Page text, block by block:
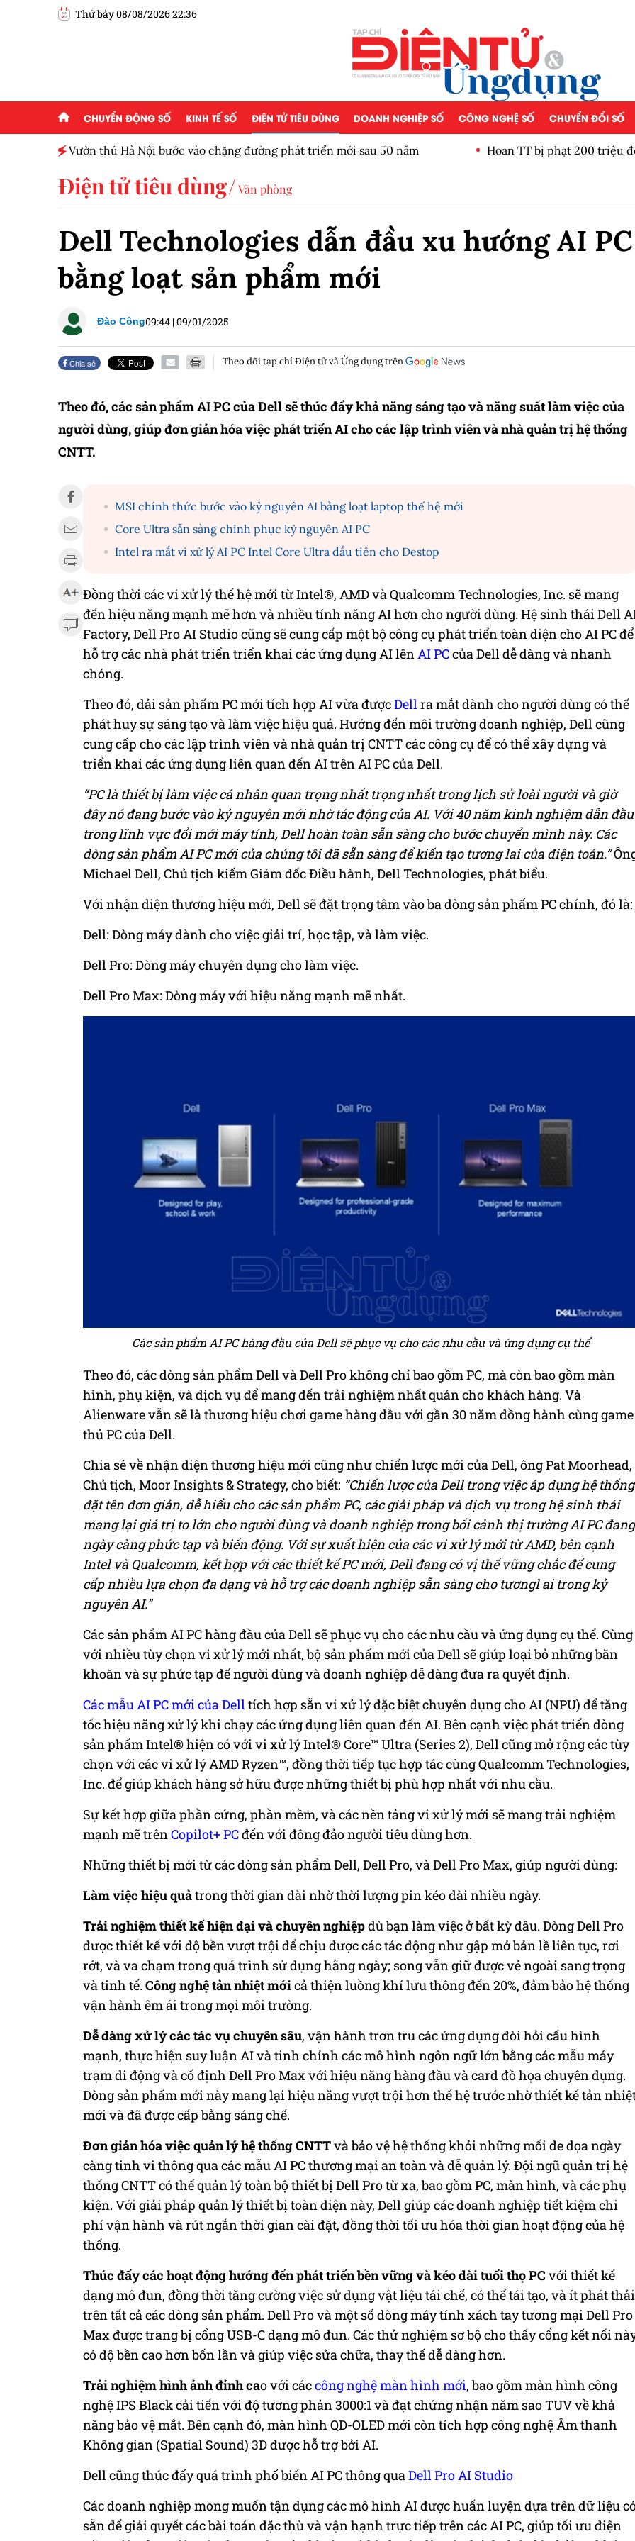
Thứ bảy 08/08/2026 22:36
CHUYỂN ĐỘNG SỐ KINH TẾ SỐ ĐIỆN TỬ TIÊU DÙNG DOANH NGHIỆP SỐ CÔNG NGHỆ SỐ CHUYỂN ĐỔI SỐ
Vườn thú Hà Nội bước vào chặng đường phát triển mới sau 50 năm Hoan TT bị phạt 200 triệu
Điện tử tiêu dùng Văn phòng
Dell Technologies dẫn đầu xu hướng AI PC
bằng loạt sản phẩm mới
Đào Công09:44 |09/01/2025
Chia sẻ Theo dõi tạp chí Điện tử và Ứng dụng trên
Theo đó, các sản phẩm AI PC của Dell sẽ thúc đẩy khả năng sáng tạo và năng suất làm việc của
người dùng, giúp đơn giản hóa việc phát triển AI cho các lập trình viên và nhà quản trị hệ thống
CNTT.
MSI chính thức bước vào kỷ nguyên AI bằng loạt laptop thế hệ mới
Core Ultra sẵn sàng chinh phục kỷ nguyên AI PC
Intel ra mắt vi xử lý AI PC Intel Core Ultra đầu tiên cho Destop
Đồng thời các vi xử lý thế hệ mới từ Intel®, AMD và Qualcomm Technologies, Inc. sẽ mang
đến hiệu năng mạnh mẽ hơn và nhiều tính năng AI hơn cho người dùng. Hệ sinh thái Dell
Factory, Dell Pro AI Studio cũng sẽ cung cấp một bộ công cụ phát triển toàn diện cho AI PC để
hỗ trợ các nhà phát triển triển khai các ứng dụng AI lênAI PCcủa Dell dễ dàng và nhanh
chóng.
Theo đó, dải sản phẩm PC mới tích hợp AI vừa đượcDellra mắt dành cho người dùng có thể
phát huy sự sáng tạo và làm việc hiệu quả. Hướng đến môi trường doanh nghiệp, Dell cũng
cung cấp cho các lập trình viên và nhà quản trị CNTT các công cụ để có thể xây dựng và
triển khai các ứng dụng liên quan đến AI trên AI PC của Dell.
“PC là thiết bị làm việc cá nhân quan trọng nhất trọng nhất trong lịch sử loài người và giờ
đây nó đang bước vào kỷ nguyên mới nhờ tác động của AI. Với 40 năm kinh nghiệm dẫn đầu
trong lĩnh vực đổi mới máy tính, Dell hoàn toàn sẵn sàng cho bước chuyển mình này. Các
dòng sản phẩm AI PC mới của chúng tôi đã sẵn sàng để kiến tạo tương lai của điện toán.”
Michael Dell, Chủ tịch kiếm Giám đốc Điều hành, Dell Technologies, phát biểu.
Với nhận diện thương hiệu mới, Dell sẽ đặt trọng tâm vào ba dòng sản phẩm PC chính, đó là:
Dell: Dòng máy dành cho việc giải trí, học tập, và làm việc.
Dell Pro: Dòng máy chuyên dụng cho làm việc.
Dell Pro Max: Dòng máy với hiệu năng mạnh mẽ nhất.
Các sản phẩm AI PC hàng đầu của Dell sẽ phục vụ cho các nhu cầu và ứng dụng cụ thể
Theo đó, các dòng sản phẩm Dell và Dell Pro không chỉ bao gồm PC, mà còn bao gồm màn
hình, phụ kiện, và dịch vụ để mang đến trải nghiệm nhất quán cho khách hàng. Và
Alienware vẫn sẽ là thương hiệu chơi game hàng đầu với gần 30 năm đồng hành cùng game
thủ PC của Dell.
Chia sẻ về nhận diện thương hiệu mới cũng như chiến lược mới của Dell, ông Pat Moorhead,
Chủ tịch, Moor Insights & Strategy, cho biết: “Chiến lược của Dell trong việc áp dụng hệ thống
đặt tên đơn giản, dễ hiểu cho các sản phẩm PC, các giải pháp và dịch vụ trong hệ sinh thái
mang lại giá trị to lớn cho người dùng và doanh nghiệp trong bối cảnh thị trường AI PC đang
ngày càng phức tạp và biến động. Với sự xuất hiện của các vi xử lý mới từ AMD, bên cạnh
Intel và Qualcomm, kết hợp với các thiết kế PC mới, Dell đang có vị thế vững chắc để cung
cấp nhiều lựa chọn đa dạng và hỗ trợ các doanh nghiệp sẵn sàng cho tươngl ai trong kỷ
nguyên AI.”
Các sản phẩm AI PC hàng đầu của Dell sẽ phục vụ cho các nhu cầu và ứng dụng cụ thể. Cùng
với nhiều tùy chọn vi xử lý mới nhất, bộ sản phẩm mới của Dell sẽ giúp loại bỏ những băn
khoăn và sự phức tạp để người dùng và doanh nghiệp dễ dàng đưa ra quyết định.
Các mẫu AI PC mới của Delltích hợp sẵn vi xử lý đặc biệt chuyên dụng cho AI (NPU) để tăng
tốc hiệu năng xử lý khi chạy các ứng dụng liên quan đến AI. Bên cạnh việc phát triển dòng
sản phẩm Intel® hiện có với vi xử lý Intel® Core™ Ultra (Series 2), Dell cũng mở rộng các tùy
chọn với các vi xử lý AMD Ryzen™, đồng thời tiếp tục hợp tác cùng Qualcomm Technologies,
Inc. để giúp khách hàng sở hữu được những thiết bị phù hợp nhất với nhu cầu.
Sự kết hợp giữa phần cứng, phần mềm, và các nền tảng vi xử lý mới sẽ mang trải nghiệm
mạnh mẽ trênCopilot+ PCđến với đông đảo người tiêu dùng hơn.
Những thiết bị mới từ các dòng sản phẩm Dell, Dell Pro, và Dell Pro Max, giúp người dùng:
Làm việc hiệu quảtrong thời gian dài nhờ thời lượng pin kéo dài nhiều ngày.
Trải nghiệm thiết kế hiện đại và chuyên nghiệpdù bạn làm việc ở bất kỳ đâu. Dòng Dell Pro
được thiết kế với độ bền vượt trội để chịu được các tác động như gập mở bản lề liên tục, rơi
rớt, và va chạm trong quá trình sử dụng hằng ngày; song vẫn giữ được vẻ ngoài sang trọng
và tinh tế. Công nghệ tản nhiệt mớicả thiện luồng khí lưu thông đến 20%, đảm bảo hệ thống
vận hành êm ái trong mọi môi trường.
Dễ dàng xử lý các tác vụ chuyên sâu, vận hành trơn tru các ứng dụng đòi hỏi cấu hình
mạnh, thực hiện suy luận AI và tinh chỉnh các mô hình ngôn ngữ lớn bằng các mẫu máy
trạm di động và cố định Dell Pro Max với hiệu năng hàng đầu và card đồ họa chuyên dụng.
Dòng sản phẩm mới này mang lại hiệu năng vượt trội hơn thế hệ trước nhờ thiết kế tản
mới và đã được cấp bằng sáng chế.
Đơn giản hóa việc quản lý hệ thống CNTTvà bảo vệ hệ thống khỏi những mối đe dọa ngày
càng tinh vi thông qua các mẫu AI PC thương mại an toàn và dễ quản lý. Đội ngũ quản trị hệ
thống CNTT có thể quản lý toàn bộ thiết bị Dell Pro từ xa, bao gồm PC, màn hình, và các phụ
kiện. Với giải pháp quản lý thiết bị toàn diện này, Dell giúp các doanh nghiệp tiết kiệm chi
phí vận hành và rút ngắn thời gian cài đặt, đồng thời tối ưu hóa thời gian hoạt động của hệ
thống.
Thúc đẩy các hoạt động hướng đến phát triển bền vững và kéo dài tuổi thọ PC với thiết kế
dạng mô đun, đồng thời tăng cường việc sử dụng vật liệu tái chế, có thể tái tạo, và ít phát thải
trên tất cả các dòng sản phẩm. Dell Pro và một số dòng máy tính xách tay tương mại Dell Pro
Max được trang bị cổng USB-C dạng mô đun. Các thử nghiệm sơ bộ cho thấy cổng kết nối
có độ bền cao hơn bốn lần và giúp việc sửa chữa, thay thế dễ dàng hơn.
Trải nghiệm hình ảnh đỉnh cao với cáccông nghệ màn hình mới, bao gồm màn hình công
nghệ IPS Black cải tiến với độ tương phản 3000:1 và đạt chứng nhận năm sao TUV về khả
năng bảo vệ mắt. Bên cạnh đó, màn hình QD-OLED mới còn tích hợp công nghệ Âm thanh
Không gian (Spatial Sound) 3D được hỗ trợ bởi AI.
Dell cũng thúc đẩy quá trình phổ biến AI PC thông quaDell Pro AI Studio
Các doanh nghiệp mong muốn tận dụng các mô hình AI được huấn luyện dựa trên dữ liệu
sẵn để giải quyết các bài toán đặc thù và vận hạnh trực tiếp trên các AI PC, giúp tối ưu điện